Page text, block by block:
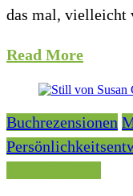
das mal, vielleicht
Read More
Buchrezensionen